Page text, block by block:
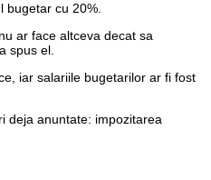
cu 20%.
ar face altceva decat sa
spus el.
iar salariile bugetarilor ar fi fost
deja anuntate: impozitarea